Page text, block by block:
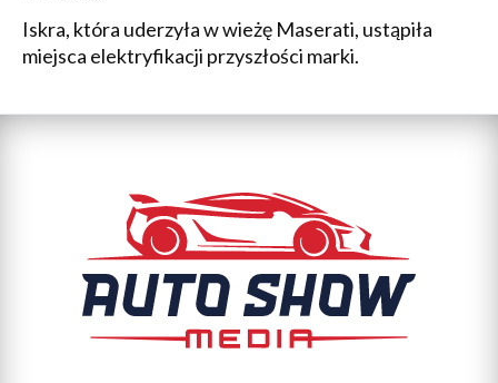
Iskra, która uderzyła w wieżę Maserati, ustąpiła
miejsca elektryfikacji przyszłości marki.